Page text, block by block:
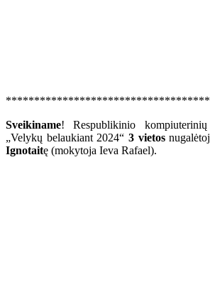
Sveikiname! Respublikinio
„Velykų belaukiant 2024“ 3 vietos
Ignotaitę (mokytoja Ieva Rafael).